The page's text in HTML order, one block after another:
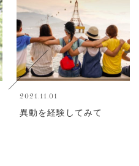
2021.11.01
異動を経験してみて